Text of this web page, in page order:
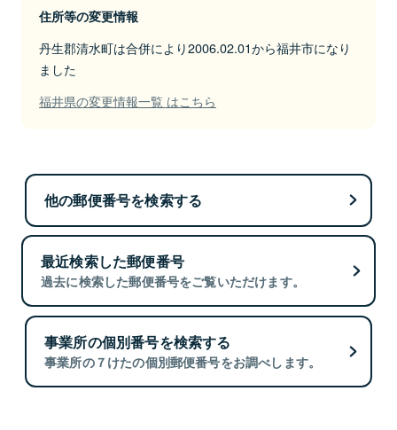
住所等の変更情報
丹生郡清水町は合併により2006.02.01から福井市になり
ました
福井県の変更情報一覧 はこちら
他の郵便番号を検索する
最近検索した郵便番号
過去に検索した郵便番号をご覧いただけます。
事業所の個別番号を検索する
事業所の７けたの個別郵便番号をお調べします。